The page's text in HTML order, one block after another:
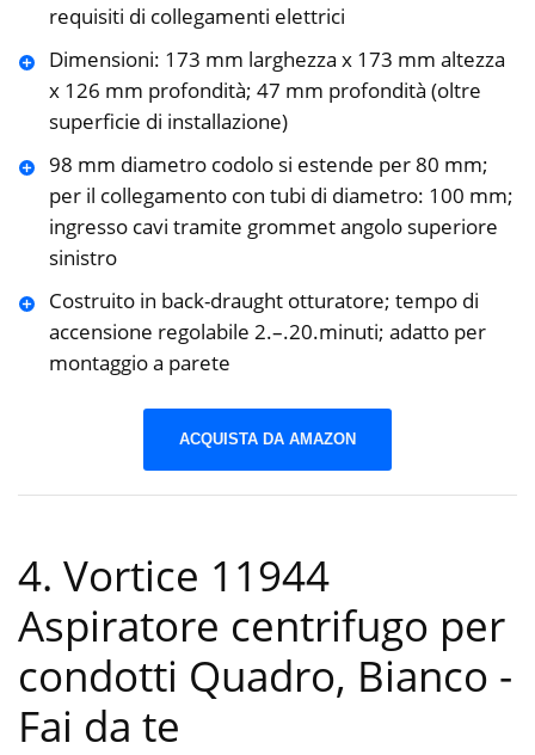
requisiti di collegamenti elettrici
Dimensioni: 173 mm larghezza x 173 mm altezza
x 126 mm profondità; 47 mm profondità (oltre
superficie di installazione)
98 mm diametro codolo si estende per 80 mm;
per il collegamento con tubi di diametro: 100 mm;
ingresso cavi tramite grommet angolo superiore
sinistro
Costruito in back-draught otturatore; tempo di
accensione regolabile 2.–.20.minuti; adatto per
montaggio a parete
ACQUISTA DA AMAZON
4. Vortice 11944
Aspiratore centrifugo per
condotti Quadro, Bianco -
Fai da te